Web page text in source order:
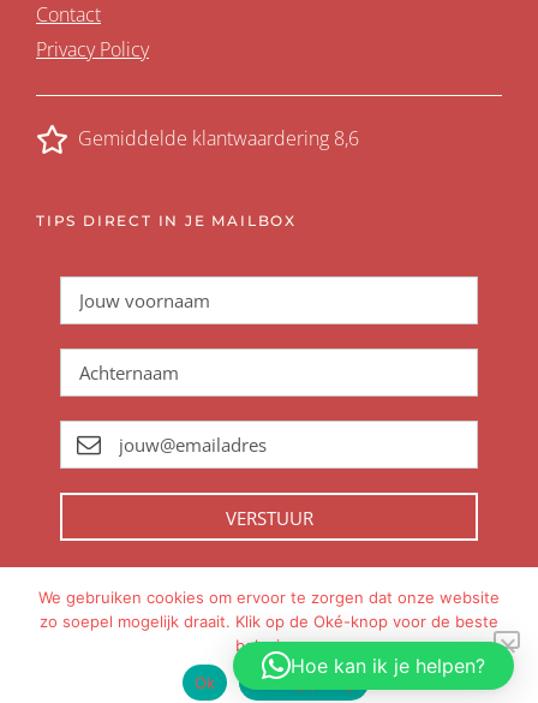
Contact
Privacy Policy
Gemiddelde klantwaardering 8,6
TIPS DIRECT IN JE MAILBOX
VERSTUUR
gemaakt inAmsterdam
Hoe kan ik je helpen?
We gebruiken cookies om ervoor te zorgen dat onze website
zo soepel mogelijk draait. Klik op de Oké-knop voor de beste
beleving.
Ok
Privacy policy